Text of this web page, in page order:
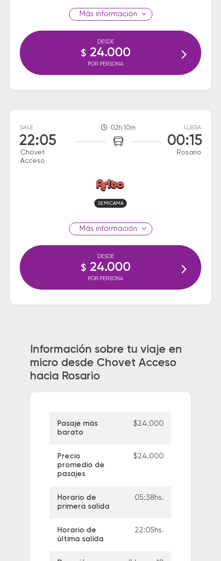
información
DESDE
$ 24.000
POR PERSONA
SALE
22:05
Chovet
Acceso
02h 10m LLEGA
00:15
Rosario
SEMICAMA
información
DESDE
$ 24.000
POR PERSONA
Información sobre tu viaje en
micro desde Chovet Acceso
hacia Rosario
Pasaje más
barato
$24.000
Precio
promedio de
pasajes
$24.000
Horario de
primera salida
05:38hs.
Horario de
última salida
22:05hs.